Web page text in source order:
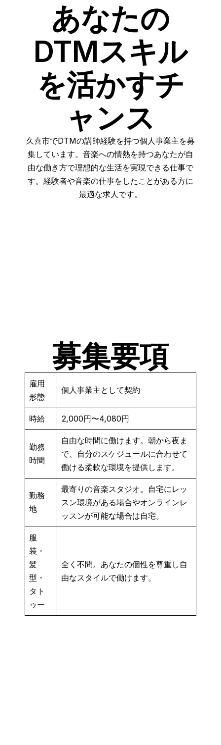
あなたの
DTMスキル
を活かすチ
ャンス
久喜市でDTMの講師経験を持つ個人事業主を募
集しています。音楽への情熱を持つあなたが自
由な働き方で理想的な生活を実現できる仕事で
す。経験者や音楽の仕事をしたことがある方に
最適な求人です。
募集要項
雇用
形態
個人事業主として契約
時給 2,000円〜4,080円
勤務
時間
自由な時間に働けます。朝から夜ま
で、自分のスケジュールに合わせて
働ける柔軟な環境を提供します。
勤務
地
最寄りの音楽スタジオ。自宅にレッ
スン環境がある場合やオンラインレ
ッスンが可能な場合は自宅。
服
装・
髪
型・
タト
ゥー
全く不問。あなたの個性を尊重し自
由なスタイルで働けます。